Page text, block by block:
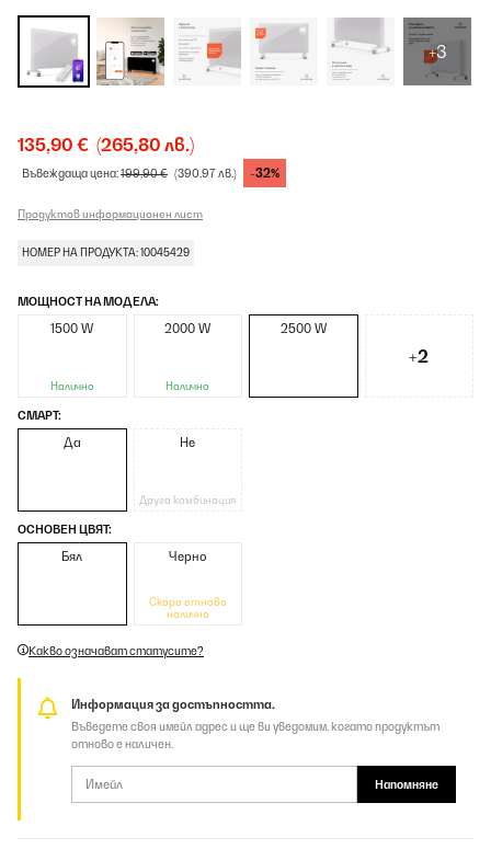
+3
135,90 € (265,80 лв.)
Въвеждаща цена:199,90 € (390,97 лв.) -32%
Продуктов информационен лист
НОМЕР НА ПРОДУКТА: 10045429
МОЩНОСТ НА МОДЕЛА:
1500 W
Налично
2000 W
Налично
2500 W
+2
СМАРТ:
Да Не
Друга комбинация
ОСНОВЕН ЦВЯТ:
Бял Черно
Скоро отново
налично
Какво означават статусите?
Информация за достъпността.
Въведете своя имейл адрес и ще ви уведомим, когато продуктът
отново е наличен.
Напомняне